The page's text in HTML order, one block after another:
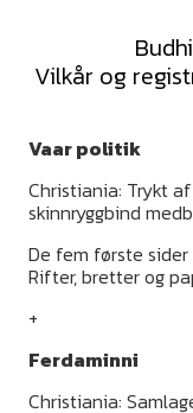
Vilkår og
Vaar politik
Christiania: Trykt af
skinnryggbind
De fem første
Rifter, bretter og
+
Ferdaminni
Christiania: